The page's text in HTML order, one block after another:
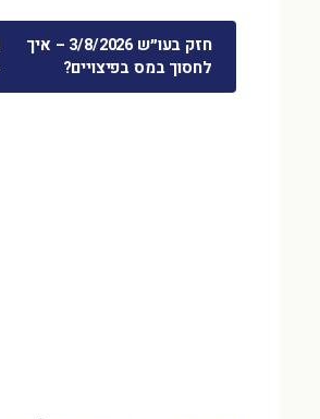
חזק בעו״ש 3/8/2026 – איך
לחסוך במס בפיצויים?